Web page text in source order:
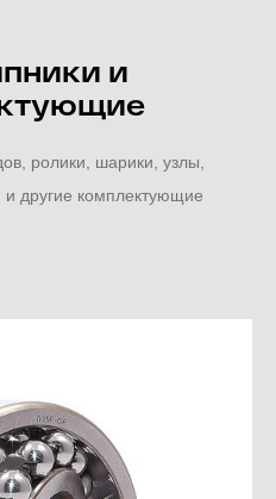
и
ролики, шарики, узлы,
другие комплектующие